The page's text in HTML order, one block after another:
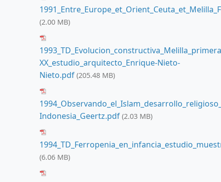
(2.00 MB)
XX_estudio_arquitecto_Enrique-Nieto-
Nieto.pdf (205.48 MB)
Indonesia_Geertz.pdf (2.03 MB)
(6.06 MB)